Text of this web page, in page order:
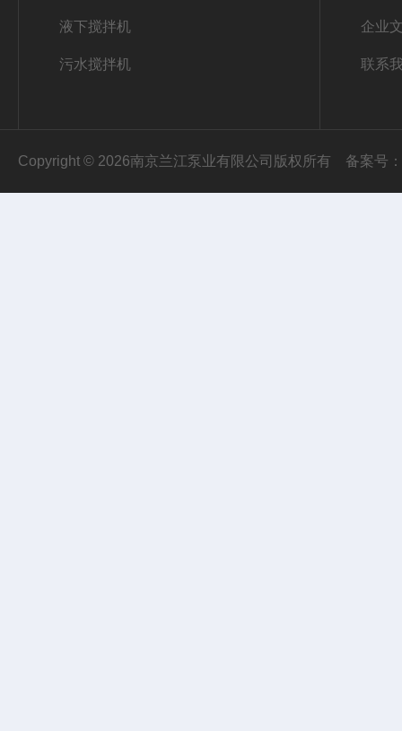
液下搅拌机
污水搅拌机
企业
联系
Copyright © 2026南京兰江泵业有限公司版权所有 备案号